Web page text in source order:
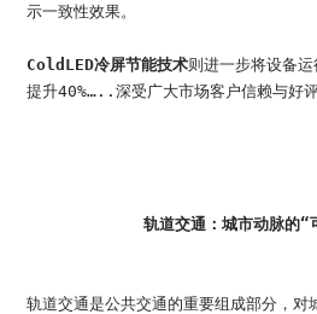
示一致性效果。
ColdLED冷屏节能技术则进一步将设备
提升40%…..深受广大市场客户信赖与好评
轨道交通：城市动脉的“
轨道交通是公共交通的重要组成部分，对